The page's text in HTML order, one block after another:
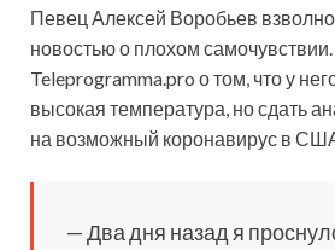
Певец Алексей Воробьев
новостью о плохом
Teleprogramma.pro о том, что у
высокая температура, но сдать
на возможный коронавирус в
— Два дня назадя